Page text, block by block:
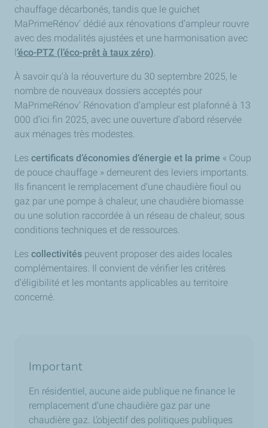
chauffage décarbonés, tandis que le guichet
MaPrimeRénov’ dédié aux rénovations d’ampleur rouvre
avec des modalités ajustées et une harmonisation avec
’éco-PTZ (l’éco-prêt à taux zéro).
À savoir qu'à la réouverture du 30 septembre 2025, le
nombre de nouveaux dossiers acceptés pour
MaPrimeRénov’ Rénovation d’ampleur est plafonné à 13
000 d’ici fin 2025, avec une ouverture d’abord réservée
aux ménages très modestes.
Les certificats d’économies d’énergie et la prime « Coup
de pouce chauffage » demeurent des leviers importants.
Ils financent le remplacement d’une chaudière fioul ou
gaz par une pompe à chaleur, une chaudière biomasse
ou une solution raccordée à un réseau de chaleur, sous
conditions techniques et de ressources.
Les collectivités peuvent proposer des aides locales
complémentaires. Il convient de vérifier les critères
d’éligibilité et les montants applicables au territoire
concerné.
Important
En résidentiel, aucune aide publique ne finance le
remplacement d’une chaudière gaz par une
chaudière gaz. L’objectif des politiques publiques